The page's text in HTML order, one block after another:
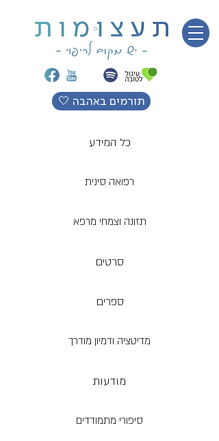
🤍 תורמים באהבה
כל המידע
רפואה סינית
תזונה וצמחי מרפא
סרטים
ספרים
מדיטציה ודמיון מודרך
מודעות
סיפורי מתמודדים